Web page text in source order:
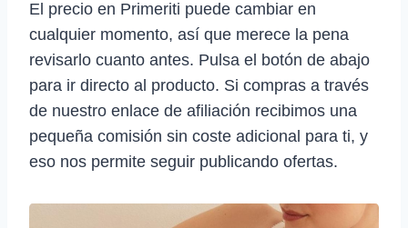
El precio en Primeriti puede cambiar en
cualquier momento, así que merece la pena
revisarlo cuanto antes. Pulsa el botón de abajo
para ir directo al producto. Si compras a través
de nuestro enlace de afiliación recibimos una
pequeña comisión sin coste adicional para ti, y
eso nos permite seguir publicando ofertas.